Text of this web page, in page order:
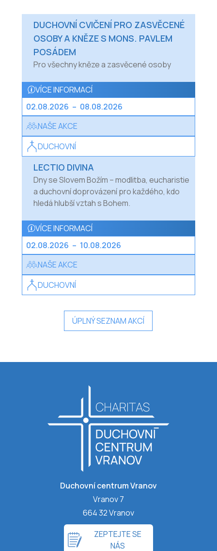
DUCHOVNÍ CVIČENÍ PRO ZASVĚCENÉ
OSOBY A KNĚZE S MONS. PAVLEM
POSÁDEM
Pro všechny kněze a zasvěcené osoby
VÍCE INFORMACÍ
02.08.2026 – 08.08.2026
NAŠE AKCE
DUCHOVNÍ
LECTIO DIVINA
Dny se Slovem Božím – modlitba, eucharistie
a duchovní doprovázení pro každého, kdo
hledá hlubší vztah s Bohem.
VÍCE INFORMACÍ
02.08.2026 – 10.08.2026
NAŠE AKCE
DUCHOVNÍ
ÚPLNÝ SEZNAM AKCÍ
Duchovní centrum Vranov
Vranov 7
664 32 Vranov
ZEPTEJTE SE
NÁS